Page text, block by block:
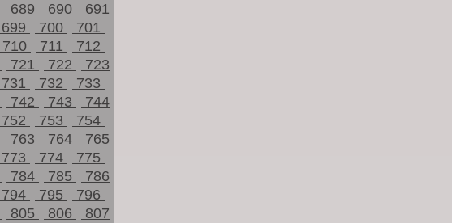
689 690
691
699 700
701
710 711
712
721 722
723
731 732
733
742 743
744
752 753
754
763 764
765
773 774
775
784 785
786
794 795
796
805 806
807